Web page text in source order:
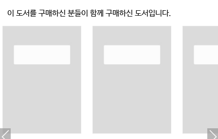
이 도서를 구매하신 분들이 함께 구매하신 도서입니다.